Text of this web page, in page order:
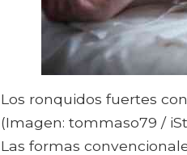
Los ronquidos fuertes
(Imagen: tommaso79 /
Las formas